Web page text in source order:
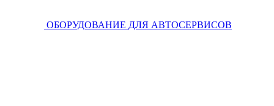
ОБОРУДОВАНИЕ ДЛЯ АВТОСЕРВИСОВ